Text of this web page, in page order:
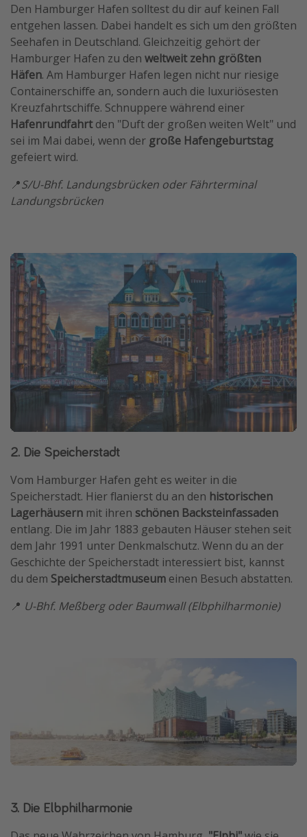
Den Hamburger Hafen solltest du dir auf keinen Fall
entgehen lassen. Dabei handelt es sich um den größten
Seehafen in Deutschland. Gleichzeitig gehört der
Hamburger Hafen zu den weltweit zehn größten
Häfen. Am Hamburger Hafen legen nicht nur riesige
Containerschiffe an, sondern auch die luxuriösesten
Kreuzfahrtschiffe. Schnuppere während einer
Hafenrundfahrtden "Duft der großen weiten Welt" und
sei im Mai dabei, wenn der große Hafengeburtstag
gefeiert wird.
📍S/U-Bhf. Landungsbrücken oder Fährterminal
Landungsbrücken
2. Die Speicherstadt
Vom Hamburger Hafen geht es weiter in die
Speicherstadt. Hier flanierst du an den historischen
Lagerhäusern mit ihren schönen Backsteinfassaden
entlang. Die im Jahr 1883 gebauten Häuser stehen seit
dem Jahr 1991 unter Denkmalschutz. Wenn du an der
Geschichte der Speicherstadt interessiert bist, kannst
du dem Speicherstadtmuseum einen Besuch abstatten.
📍 U-Bhf. Meßberg oder Baumwall (Elbphilharmonie)
3. Die Elbphilharmonie